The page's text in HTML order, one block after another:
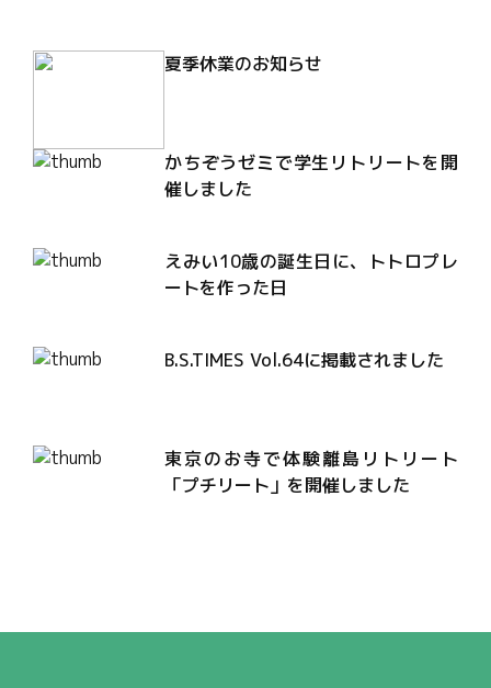
夏季休業のお知らせ
かちぞうゼミで学生リトリートを開
催しました
えみい10歳の誕生日に、トトロプレ
ートを作った日
B.S.TIMES Vol.64に掲載されました
東京のお寺で体験離島リトリート
「プチリート」を開催しました